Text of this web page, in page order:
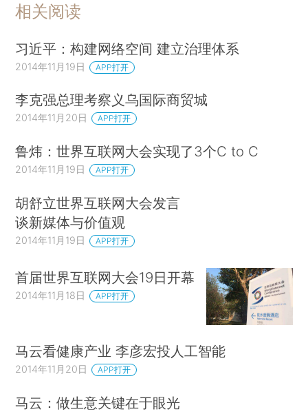
相关阅读
习近平：构建网络空间 建立治理体系
2014年11月19日 APP打开
李克强总理考察义乌国际商贸城
2014年11月20日 APP打开
鲁炜：世界互联网大会实现了3个C to C
2014年11月19日 APP打开
胡舒立世界互联网大会发言
谈新媒体与价值观
2014年11月19日 APP打开
首届世界互联网大会19日开幕
2014年11月18日 APP打开
马云看健康产业 李彦宏投人工智能
2014年11月20日 APP打开
马云：做生意关键在于眼光